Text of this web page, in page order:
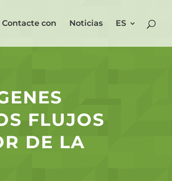
Contacte con Noticias ES
FLUJOS
DE LA